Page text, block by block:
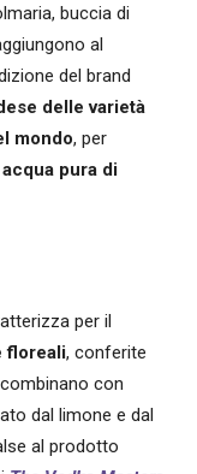
buccia di
al
del brand
delle varietà
mondo, per
acqua pura di
per il
floreali, conferite
con
dal limone e dal
al prodotto